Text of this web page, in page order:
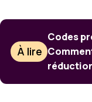
À lire
Codes